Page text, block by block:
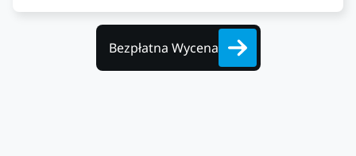
Bezpłatna Wycena